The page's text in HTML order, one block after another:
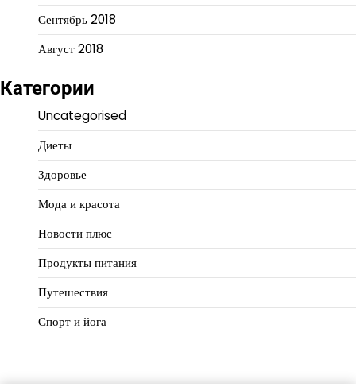
Сентябрь 2018
Август 2018
Категории
Uncategorised
Диеты
Здоровье
Мода и красота
Новости плюс
Продукты питания
Путешествия
Спорт и йога